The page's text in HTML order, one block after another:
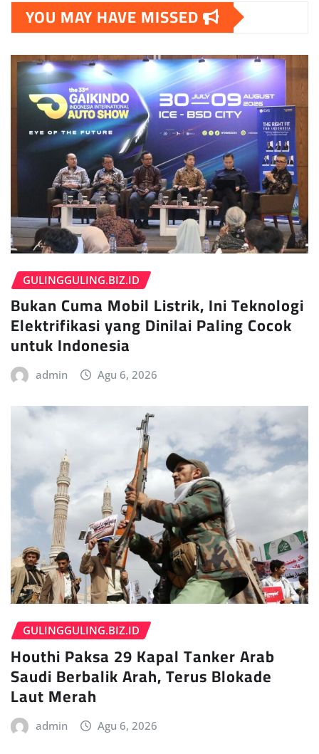
YOU MAY HAVE MISSED
GULINGGULING.BIZ.ID
Bukan Cuma Mobil Listrik, Ini Teknologi
Elektrifikasi yang Dinilai Paling Cocok
untuk Indonesia
admin Agu 6, 2026
GULINGGULING.BIZ.ID
Houthi Paksa 29 Kapal Tanker Arab
Saudi Berbalik Arah, Terus Blokade
Laut Merah
admin Agu 6, 2026